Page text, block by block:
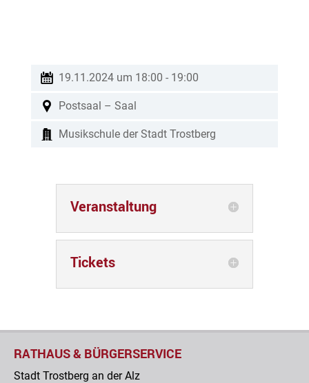
19.11.2024 um 18:00 - 19:00
Postsaal – Saal
Musikschule der Stadt Trostberg
Veranstaltung
Tickets
RATHAUS & BÜRGERSERVICE
Stadt Trostberg an der Alz